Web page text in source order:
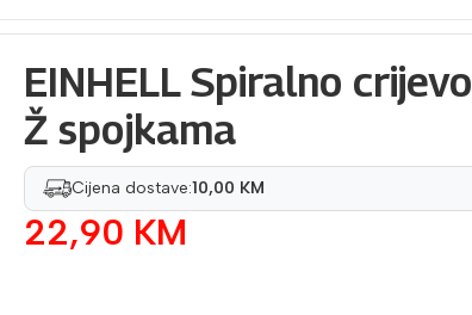
EINHELL Spiralno
Ž spojkama
Cijena dostave:10,00 KM
22,90 KM